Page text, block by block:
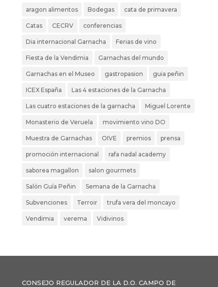
aragon alimentos Bodegas cata de primavera
Catas CECRV conferencias
Dia internacional Garnacha Ferias de vino
Fiesta de la Vendimia Garnachas del mundo
Garnachas en el Museo gastropasion guia peñin
ICEX España Las 4 estaciones de la Garnacha
Las cuatro estaciones de la garnacha Miguel Lorente
Monasterio de Veruela movimiento vino DO
Muestra de Garnachas OIVE premios prensa
promoción internacional rafa nadal academy
saborea magallon salon gourmets
Salón Guía Peñin Semana de la Garnacha
Subvenciones Terroir trufa vera del moncayo
Vendimia verema Vidivinos
CONSEJO REGULADOR DE LA D.O. CAMPO DE